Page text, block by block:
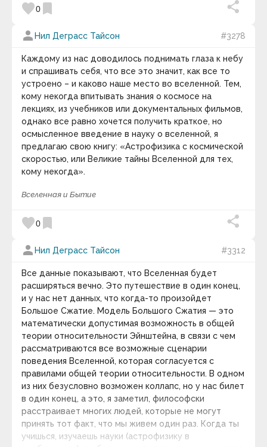
Аркадий и Борис Стругацкие
Арманд Хаммер
Арнольд Глазго
Арсен Рябуха
Артур Кестлер
Артур Кларк
Артур Онкен Лавджой
Артур Стэнли Эддингтон
Артур Шарифов
Артур Шопенгауэр
Артуро Перес-Реверте
Арчибалд Маклиш
Астольф де Кюстин
Аугусту Кури
Бакминстер Фуллер
Бауржан Тойшибеков
Беар Гриллс
Бенджамин Дизраэли
Бенджамин Тодд
Бенджамин Франклин
Бенедикт Спиноза
Бернар Вербер
Бернард Мандевиль
Берни Сигел
Бертран Рассел
Бил Кин
Билл Гейтс
Билл Каулитц
Билл Уоттерсон
Билли Уайлдер
Блез Паскаль
Бо Беннет
Боб Итон
Боб Марли
Боб Парсонс
Бодо Шефер
favorite0 bookmark
person Нил Деграсс Тайсон #3278
Каждому из нас доводилось поднимать глаза к небу
и спрашивать себя, что все это значит, как все то
устроено – и каково наше место во вселенной. Тем,
кому некогда впитывать знания о космосе на
лекциях, из учебников или документальных фильмов,
однако все равно хочется получить краткое, но
осмысленное введение в науку о вселенной, я
предлагаю свою книгу: «Астрофизика с космической
скоростью, или Великие тайны Вселенной для тех,
кому некогда».
Вселенная и Бытие
favorite0 bookmark
person Нил Деграсс Тайсон #3312
Все данные показывают, что Вселенная будет
расширяться вечно. Это путешествие в один конец,
и у нас нет данных, что когда-то произойдет
Большое Сжатие. Модель Большого Сжатия — это
математически допустимая возможность в общей
теории относительности Эйнштейна, в связи с чем
рассматриваются все возможные сценарии
поведения Вселенной, которая согласуется с
правилами общей теории относительности. В одном
из них безусловно возможен коллапс, но у нас билет
в один конец, а это, я заметил, философски
расстраивает многих людей, которые не могут
принять тот факт, что мы живем один раз. Когда ты
учишься, изучаешь науки (астрофизику в